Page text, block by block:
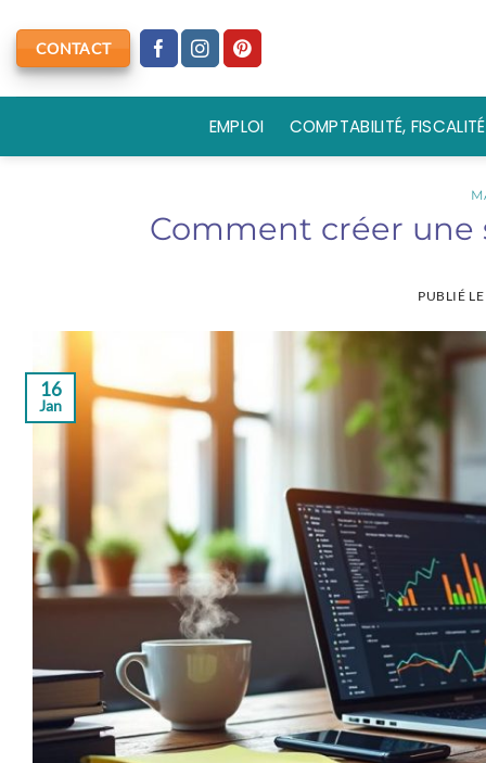
au
contenu
CONTACT
EMPLOI COMPTABILITÉ,
Comment créer une
PUBLIÉ
16
Jan